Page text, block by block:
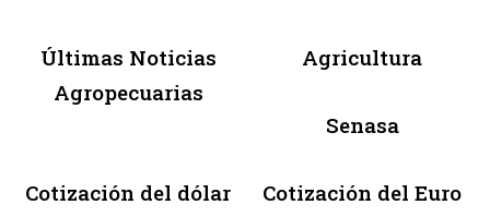
Últimas Noticias
Agropecuarias
Agricultura
Senasa
Cotización del dólar Cotización del Euro